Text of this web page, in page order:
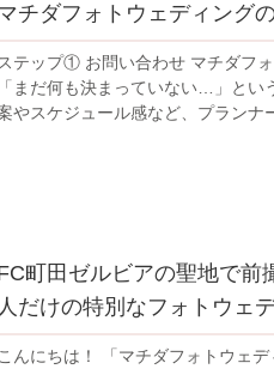
チダフォトウェディング
ステップ① お問い合わせ マチダフォトウェディングの第一歩は、ここから始まります！
「まだ何も決まっていない…」と
やスケジュール感など、プランナ
町田ゼルビアの聖地で前
人だけの特別なフォトウェ
こんにちは！ 「マチダフォトウェディング」のタエコーポレーションの古橋多恵子です。